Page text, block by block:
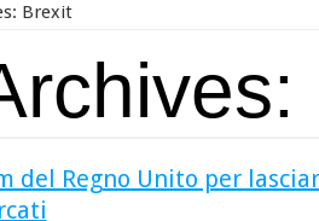
Brexit
del Regno Unito per